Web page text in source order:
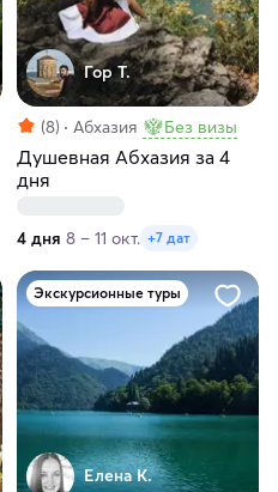
Гор Т.
(8) Абхазия Без визы
Душевная Абхазия за 4
дня
4 дня 8 – 11 окт. +7 дат
Экскурсионные туры
Елена К.